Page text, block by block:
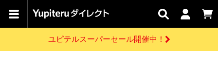
カテゴリで
キャン
ペーン
関連
サービス
お問い
合わせ
はじめての
開催中のキャンペーン
お買い物ガイド
ログインする
ユピテルスーパーセール開催中！